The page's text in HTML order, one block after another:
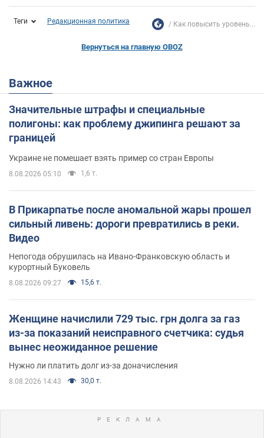
Теги Редакционная политика Как повысить уровень...
Вернуться на главную OBOZ
Важное
Значительные штрафы и специальные
полигоны: как проблему джипинга решают за
границей
Украине не помешает взять пример со стран Европы
8.08.2026 05:10 1,6 т.
В Прикарпатье после аномальной жары прошел
сильный ливень: дороги превратились в реки.
Видео
Непогода обрушилась на Ивано-Франковскую область и
курортный Буковель
8.08.2026 09:27 15,6 т.
Женщине начислили 729 тыс. грн долга за газ
из-за показаний неисправного счетчика: судья
вынес неожиданное решение
Нужно ли платить долг из-за доначисления
8.08.2026 14:43 30,0 т.